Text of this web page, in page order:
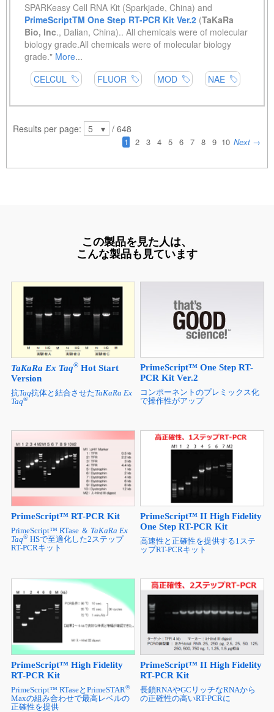
この製品を見た人は、
こんな製品も見ています
TaKaRa Ex Taq®Hot Start
Version
抗Taq抗体と結合させたTaKaRa Ex
Taq®
PrimeScript™ One Step RT-
PCR Kit Ver.2
コンポーネントのプレミックス化
で操作性がアップ
PrimeScript™ RT-PCR Kit
PrimeScript™ RTase ＆ TaKaRa Ex
Taq®HSで至適化した2ステップ
RT-PCRキット
PrimeScript™ II High Fidelity
One Step RT-PCR Kit
高速性と正確性を提供する1ステ
ップRT-PCRキット
PrimeScript™ High Fidelity
RT-PCR Kit
PrimeScript™ RTaseとPrimeSTAR®
Maxの組み合わせで最高レベルの
正確性を提供
PrimeScript™ II High Fidelity
RT-PCR Kit
長鎖RNAやGCリッチなRNAから
の正確性の高いRT-PCRに